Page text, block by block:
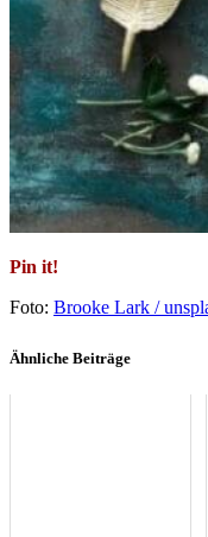
Pin it!
Foto: Brooke Lark /
Ähnliche Beiträge